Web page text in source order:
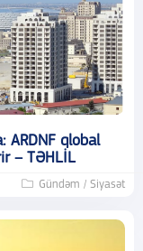
ARDNF qlobal
– TƏHLİL
Gündəm / Siyasət